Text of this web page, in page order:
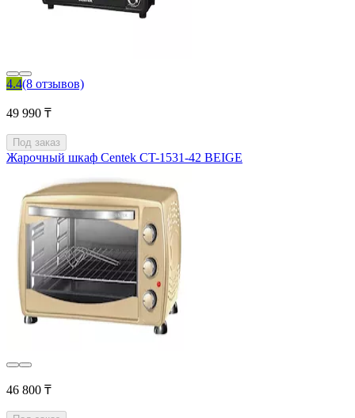
4.4(8 отзывов)
49 990 ₸
Под заказ
Жарочный шкаф Centek CT-1531-42 BEIGE
46 800 ₸